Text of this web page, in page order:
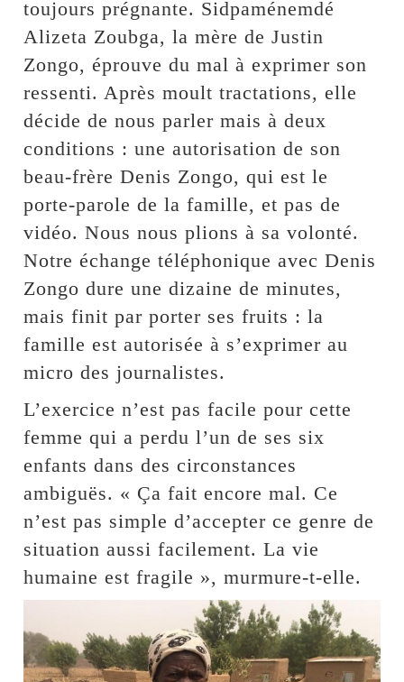
toujours prégnante. Sidpaménemdé
Alizeta Zoubga, la mère de Justin
Zongo, éprouve du mal à exprimer son
ressenti. Après moult tractations, elle
décide de nous parler mais à deux
conditions : une autorisation de son
beau-frère Denis Zongo, qui est le
porte-parole de la famille, et pas de
vidéo. Nous nous plions à sa volonté.
Notre échange téléphonique avec Denis
Zongo dure une dizaine de minutes,
mais finit par porter ses fruits : la
famille est autorisée à s’exprimer au
micro des journalistes.
L’exercice n’est pas facile pour cette
femme qui a perdu l’un de ses six
enfants dans des circonstances
ambiguës. « Ça fait encore mal. Ce
n’est pas simple d’accepter ce genre de
situation aussi facilement. La vie
humaine est fragile », murmure-t-elle.